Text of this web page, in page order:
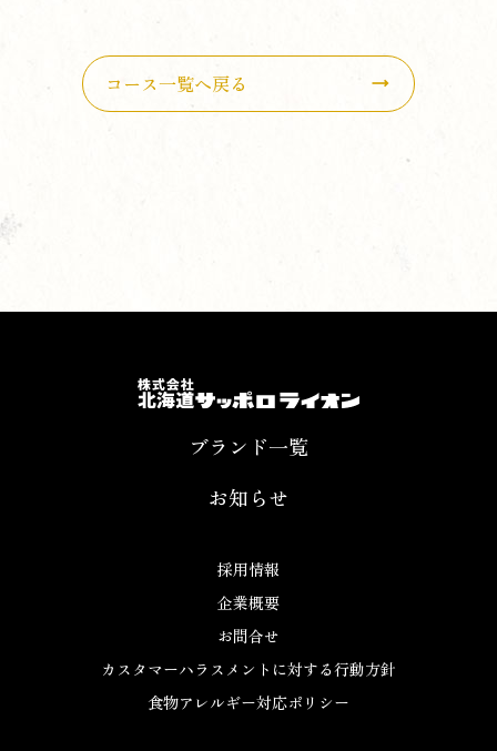
コース一覧へ戻る
ブランド一覧
お知らせ
採用情報
企業概要
お問合せ
カスタマーハラスメントに対する行動方針
食物アレルギー対応ポリシー